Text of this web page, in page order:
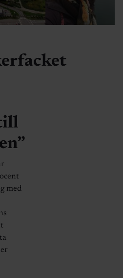
med